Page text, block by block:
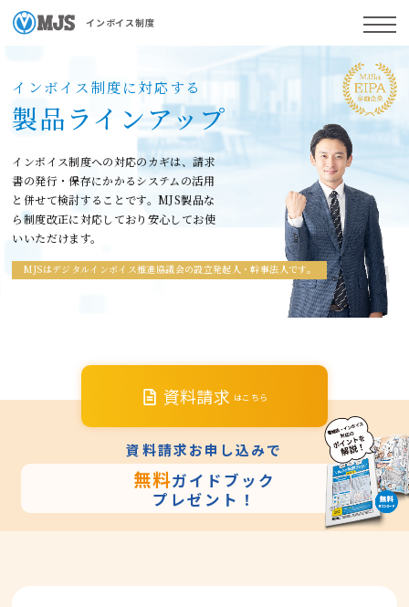
インボイス制度
インボイス制度に対応する
製品ラインアップ
インボイス制度への対応のカギは、請求
書の発行・保存にかかるシステムの活用
と併せて検討することです。MJS製品な
ら制度改正に対応しており安心してお使
いいただけます。
MJSはデジタルインボイス推進協議会の設立発起人・幹事法人です。
資料請求 はこちら
資料請求お申し込みで
無料ガイドブック
プレゼント！